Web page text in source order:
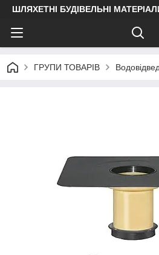
ШЛЯХЕТНІ БУДІВЕЛЬНІ
ГРУПИ ТОВАРІВ